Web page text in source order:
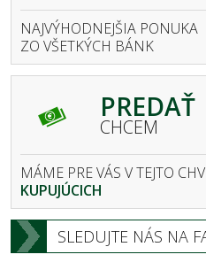
NAJVÝHODNEJŠIA PONUKA
ZO VŠETKÝCH BÁNK
PREDAŤ
CHCEM
MÁME PRE VÁS V TEJTO
KUPUJÚCICH
SLEDUJTE NÁS NA